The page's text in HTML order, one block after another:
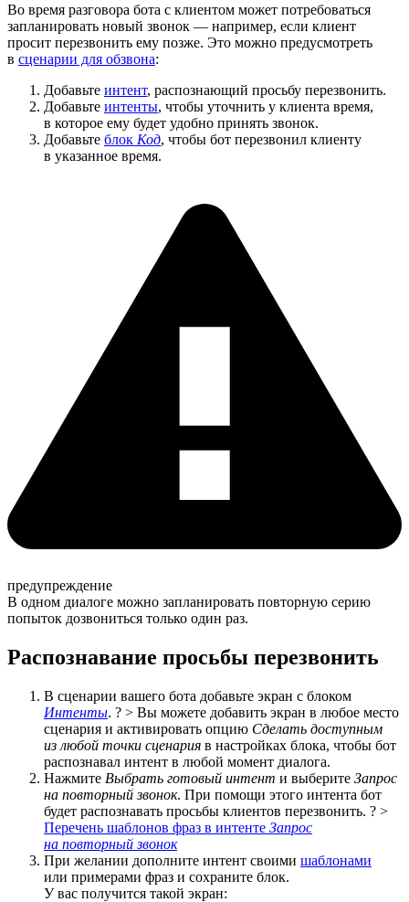
Во время разговора бота с клиентом может потребоваться
запланировать новый звонок — например, если клиент
просит перезвонить ему позже. Это можно предусмотреть
в сценарии для обзвона:
Добавьте интент, распознающий просьбу перезвонить.
Добавьте интенты, чтобы уточнить у клиента время,
в которое ему будет удобно принять звонок.
Добавьте блок Код, чтобы бот перезвонил клиенту
в указанное время.
предупреждение
В одном диалоге можно запланировать повторную серию
попыток дозвониться только один раз.
Распознавание просьбы перезвонить
В сценарии вашего бота добавьте экран с блоком
Интенты. ? > Вы можете добавить экран в любое место
сценария и активировать опцию Сделать доступным
из любой точки сценария в настройках блока, чтобы бот
распознавал интент в любой момент диалога.
Нажмите Выбрать готовый интент и выберите Запрос
на повторный звонок. При помощи этого интента бот
будет распознавать просьбы клиентов перезвонить. ? >
Перечень шаблонов фраз в интенте Запрос
на повторный звонок
При желании дополните интент своими шаблонами
или примерами фраз и сохраните блок.
У вас получится такой экран: